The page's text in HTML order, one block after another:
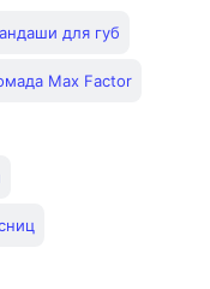
для губ
Max Factor